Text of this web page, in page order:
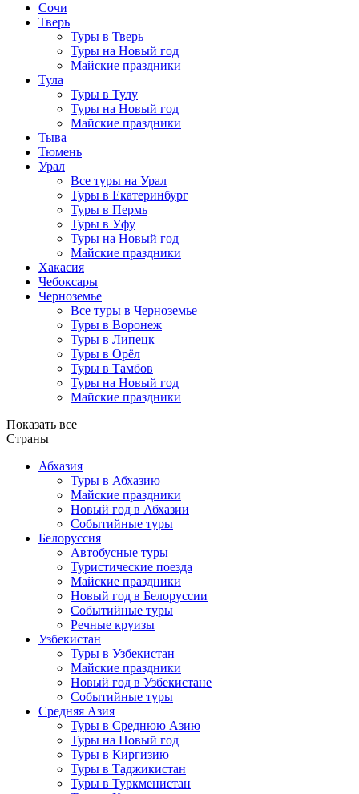
Сочи
Тверь
Туры в Тверь
Туры на Новый год
Майские праздники
Тула
Туры в Тулу
Туры на Новый год
Майские праздники
Тыва
Тюмень
Урал
Все туры на Урал
Туры в Екатеринбург
Туры в Пермь
Туры в Уфу
Туры на Новый год
Майские праздники
Хакасия
Чебоксары
Черноземье
Все туры в Черноземье
Туры в Воронеж
Туры в Липецк
Туры в Орёл
Туры в Тамбов
Туры на Новый год
Майские праздники
Показать все
Страны
Абхазия
Туры в Абхазию
Майские праздники
Новый год в Абхазии
Событийные туры
Белоруссия
Автобусные туры
Туристические поезда
Майские праздники
Новый год в Белоруссии
Событийные туры
Речные круизы
Узбекистан
Туры в Узбекистан
Майские праздники
Новый год в Узбекистане
Событийные туры
Средняя Азия
Туры в Среднюю Азию
Туры на Новый год
Туры в Киргизию
Туры в Таджикистан
Туры в Туркменистан